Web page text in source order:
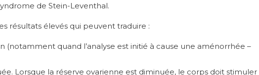
de Stein-Leventhal.
résultats élevés qui peuvent traduire :
(notamment quand l’analyse est initié à cause une aménorrhée –
Lorsque la réserve ovarienne est diminuée, le corps doit stimuler